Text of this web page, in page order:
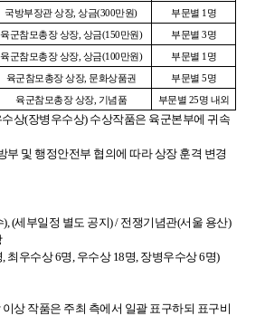
국방부장관 상장,상금(300만원) 부문별 1 명
육군참모총장 상장, 상금(150만원) 부문별 3명
육군참모총장 상장, 상금(100만원) 부문별 1 명
육군참모총장 상장, 문화상품권 부문별 5명
육군참모총장 상장, 기념품 부문별 25명 내외
상(장병우수상) 수상작품은 육군본부에 귀속
및 행정안전부 협의에 따라 상장 훈격 변경
), (세부일정 별도 공지) / 전쟁기념관(서울 용산)
최우수상 6명, 우수상 18명, 장병우수상 6명)
상 작품은 주최 측에서 일괄 표구하되 표구비